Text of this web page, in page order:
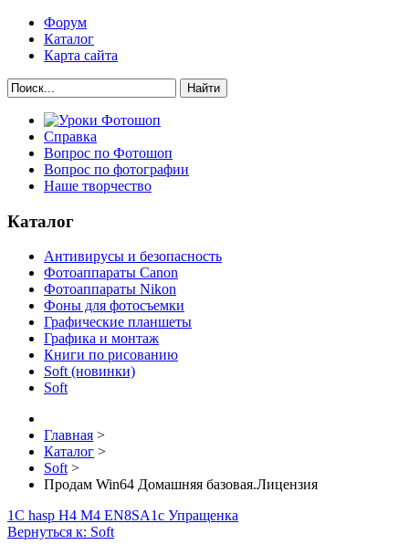
Форум
Каталог
Карта сайта
Найти
Справка
Вопрос по Фотошоп
Вопрос по фотографии
Наше творчество
Каталог
Антивирусы и безопасность
Фотоаппараты Canon
Фотоаппараты Nikon
Фоны для фотосъемки
Графические планшеты
Графика и монтаж
Книги по рисованию
Soft (новинки)
Soft
Главная >
Каталог >
Soft >
Продам Win64 Домашняя базовая.Лицензия
1С hasp H4 M4 EN8SA1с Упращенка
Вернуться к: Soft